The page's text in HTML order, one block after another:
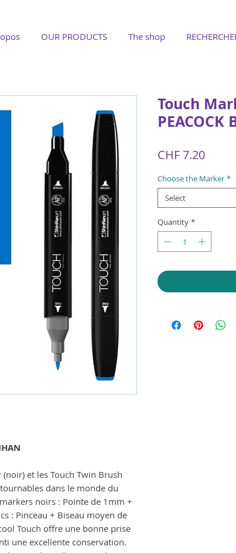
OUR PRODUCTS The shop
et les Touch Twin Brush
dans le monde du
noirs : Pointe de 1mm +
: Pinceau + Biseau moyen de
Touch offre une bonne prise
une excellente conservation.
Touch
PEACOCK
CHF 7.20Price
Choose the Marker *
Select
Quantity *